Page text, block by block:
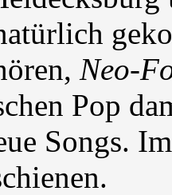
Neo-
Pop
Songs.